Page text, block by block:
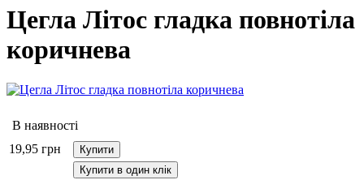
Цегла Літос гладка повнотіла
коричнева
В наявності
19,95 грн
Купити
Купити в один клік